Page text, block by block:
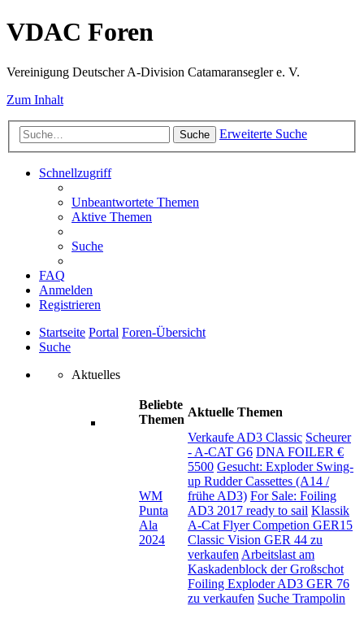
VDAC Foren
Vereinigung Deutscher A-Division Catamaransegler e. V.
Zum Inhalt
Suche Erweiterte Suche
Schnellzugriff
Unbeantwortete Themen
Aktive Themen
Suche
FAQ
Anmelden
Registrieren
Startseite Portal Foren-Übersicht
Suche
Aktuelles
Beliebte
Themen
Aktuelle Themen
WM
Punta
Ala
2024
Verkaufe AD3 Classic Scheurer
- A-CAT G6 DNA FOILER €
5500 Gesucht: Exploder Swing-
up Rudder Cassettes (A14 /
frühe AD3) For Sale: Foiling
AD3 2017 ready to sail Klassik
A-Cat Flyer Competion GER15
Classic Vision GER 44 zu
verkaufenArbeitslast am
Kaskadenblock der Großschot
Foiling Exploder AD3 GER 76
zu verkaufen Suche Trampolin